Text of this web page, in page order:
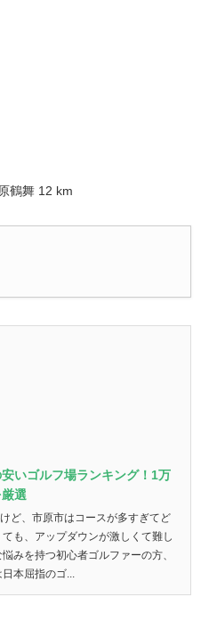
鶴舞 12 km
いゴルフ場ランキング！1万
選
ど、市原市はコースが多すぎてど
も、アップダウンが激しくて難し
みを持つ初心者ゴルファーの方、
本屈指のゴ...